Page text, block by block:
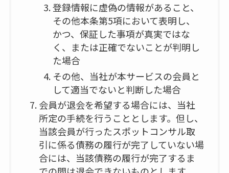
登録情報に虚偽の情報があること、
その他本条第5項において表明し、
かつ、保証した事項が真実ではな
く、または正確でないことが判明し
た場合
その他、当社が本サービスの会員と
して適当でないと判断した場合
会員が退会を希望する場合には、当社
所定の手続を行うこととします。但し、
当該会員が行ったスポットコンサル取
引に係る債務の履行が完了していない場
合には、当該債務の履行が完了するま